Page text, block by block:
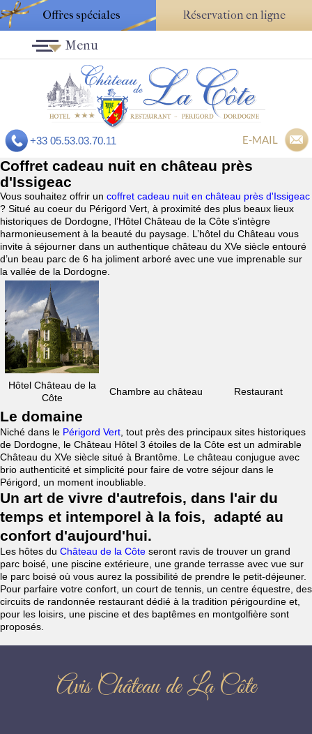
Offres spéciales Réservation en ligne
+33 05.53.03.70.11 E-MAIL
Menu
Coffret cadeau nuit en château près
d'Issigeac
Vous souhaitez offrir un coffret cadeau nuit en château près d'Issigeac
? Situé au coeur du Périgord Vert, à proximité des plus beaux lieux
historiques de Dordogne, l’Hôtel Château de la Côte s’intègre
harmonieusement à la beauté du paysage. L’hôtel du Château vous
invite à séjourner dans un authentique château du XVe siècle entouré
d’un beau parc de 6 ha joliment arboré avec une vue imprenable sur
la vallée de la Dordogne.
Hôtel Château de la
Côte
Chambre au château Restaurant
Le domaine
Niché dans le Périgord Vert , tout près des principaux sites historiques
de Dordogne, le Château Hôtel 3 étoiles de la Côte est un admirable
Château du XVe siècle situé à Brantôme. Le château conjugue avec
brio authenticité et simplicité pour faire de votre séjour dans le
Périgord, un moment inoubliable.
Un art de vivre d'autrefois, dans l'air du
temps et intemporel à la fois, adapté au
confort d'aujourd'hui.
Les hôtes du Château de la Côte seront ravis de trouver un grand
parc boisé, une piscine extérieure, une grande terrasse avec vue sur
le parc boisé où vous aurez la possibilité de prendre le petit-déjeuner.
Pour parfaire votre confort, un court de tennis, un centre équestre, des
circuits de randonnée restaurant dédié à la tradition périgourdine et,
pour les loisirs, une piscine et des baptêmes en montgolfière sont
proposés.
Avis Château de La Côte